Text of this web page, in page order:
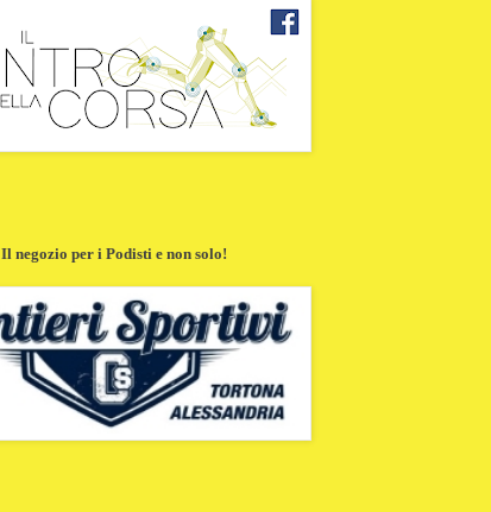
Il negozio per i Podisti e non solo!